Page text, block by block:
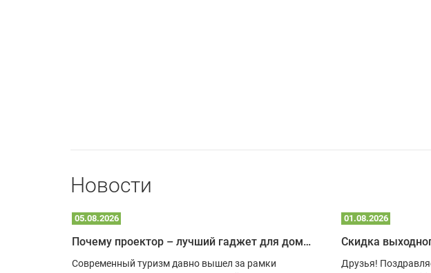
Новости
05.08.2026
Почему проектор – лучший гаджет для домика в глэмпинге
Современный туризм давно вышел за рамки
01.08.2026
Скидка
Друзья!